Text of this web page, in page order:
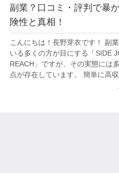
副業？口コミ・評判で暴
険性と真相！
こんにちは！長野芽衣です！ 副
いる多くの方が目にする「SIDE
REACH」ですが、その実態には
点が存在しています。 簡単に高収
れるという魅力的な謳い文句で